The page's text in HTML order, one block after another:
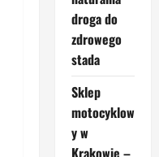
droga do
zdrowego
stada
Sklep
motocyklow
y w
Krakowie –